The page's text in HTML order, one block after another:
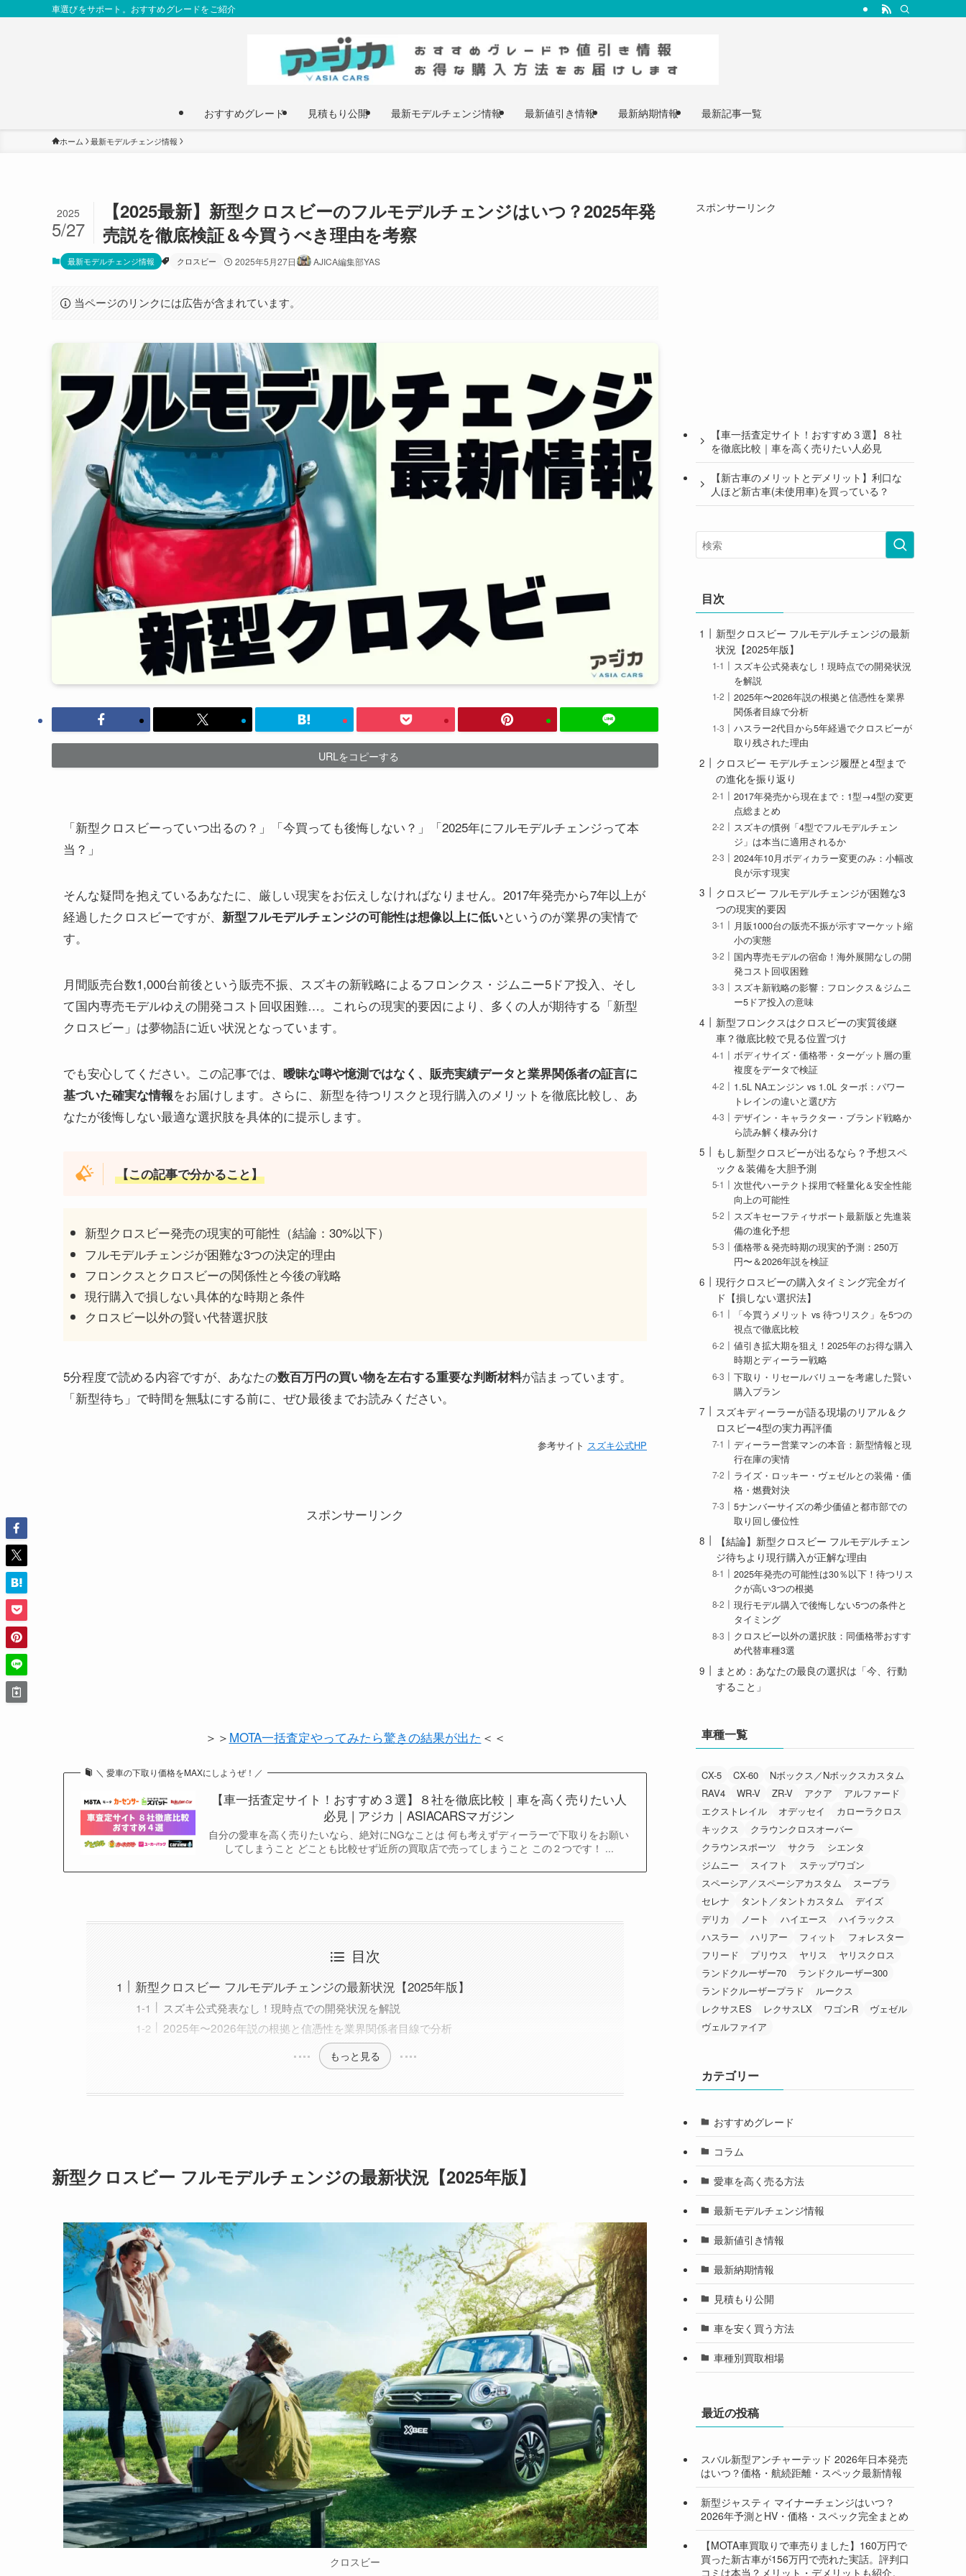
車選びをサポート。おすすめグレードをご紹介
おすすめグレード 見積もり公開 最新モデルチェンジ情報 最新値引き情報 最新納期情報 最新記事一覧
ホーム 最新モデルチェンジ情報
【2025最新】新型クロスビーのフルモデルチェンジはいつ？2025年発
売説を徹底検証＆今買うべき理由を考察
2025
5/27
最新モデルチェンジ情報 クロスビー 2025年5月27日 AJICA編集部YAS
当ページのリンクには広告が含まれています。
URLをコピーする
「新型クロスビーっていつ出るの？」「今買っても後悔しない？」「2025年にフルモデルチェンジって本
当？」
そんな疑問を抱えているあなたに、厳しい現実をお伝えしなければなりません。2017年発売から7年以上が
経過したクロスビーですが、 新型フルモデルチェンジの可能性は想像以上に低いというのが業界の実情で
す。
月間販売台数1,000台前後という販売不振、スズキの新戦略によるフロンクス・ジムニー5ドア投入、そし
て国内専売モデルゆえの開発コスト回収困難…。これらの現実的要因により、多くの人が期待する「新型
クロスビー」は夢物語に近い状況となっています。
でも安心してください。この記事では、 曖昧な噂や憶測ではなく、販売実績データと業界関係者の証言に
基づいた確実な情報をお届けします。さらに、新型を待つリスクと現行購入のメリットを徹底比較し、あ
なたが後悔しない最適な選択肢を具体的に提示します。
【この記事で分かること】
新型クロスビー発売の現実的可能性（結論：30%以下）
フルモデルチェンジが困難な3つの決定的理由
フロンクスとクロスビーの関係性と今後の戦略
現行購入で損しない具体的な時期と条件
クロスビー以外の賢い代替選択肢
5分程度で読める内容ですが、あなたの数百万円の買い物を左右する重要な判断材料が詰まっています。
「新型待ち」で時間を無駄にする前に、ぜひ最後までお読みください。
参考サイト スズキ公式HP
スポンサーリンク
＞＞ MOTA一括査定やってみたら驚きの結果が出た ＜＜
＼ 愛車の下取り価格をMAXにしようぜ！／
【車一括査定サイト！おすすめ３選】８社を徹底比較｜車を高く売りたい人
必見 | アジカ｜ASIACARSマガジン
自分の愛車を高く売りたいなら、絶対にNGなことは 何も考えずディーラーで下取りをお願い
してしまうこと どことも比較せず近所の買取店で売ってしまうこと この２つです！ ...
目次
新型クロスビー フルモデルチェンジの最新状況【2025年版】
スズキ公式発表なし！現時点での開発状況を解説
2025年〜2026年説の根拠と信憑性を業界関係者目線で分析
もっと見る
新型クロスビー フルモデルチェンジの最新状況【2025年版】
クロスビー
スポンサーリンク
【車一括査定サイト！おすすめ３選】８社
を徹底比較｜車を高く売りたい人必見
【新古車のメリットとデメリット】利口な
人ほど新古車(未使用車)を買っている？
目次
新型クロスビー フルモデルチェンジの最新
状況【2025年版】
スズキ公式発表なし！現時点での開発状況
を解説
2025年〜2026年説の根拠と信憑性を業界
関係者目線で分析
ハスラー2代目から5年経過でクロスビーが
取り残された理由
クロスビー モデルチェンジ履歴と4型まで
の進化を振り返り
2017年発売から現在まで：1型→4型の変更
点総まとめ
スズキの慣例「4型でフルモデルチェン
ジ」は本当に適用されるか
2024年10月ボディカラー変更のみ：小幅改
良が示す現実
クロスビー フルモデルチェンジが困難な3
つの現実的要因
月販1000台の販売不振が示すマーケット縮
小の実態
国内専売モデルの宿命！海外展開なしの開
発コスト回収困難
スズキ新戦略の影響：フロンクス＆ジムニ
ー5ドア投入の意味
新型フロンクスはクロスビーの実質後継
車？徹底比較で見る位置づけ
ボディサイズ・価格帯・ターゲット層の重
複度をデータで検証
1.5L NAエンジン vs 1.0L ターボ：パワー
トレインの違いと選び方
デザイン・キャラクター・ブランド戦略か
ら読み解く棲み分け
もし新型クロスビーが出るなら？予想スペ
ック＆装備を大胆予測
次世代ハーテクト採用で軽量化＆安全性能
向上の可能性
スズキセーフティサポート最新版と先進装
備の進化予想
価格帯＆発売時期の現実的予測：250万
円〜＆2026年説を検証
現行クロスビーの購入タイミング完全ガイ
ド【損しない選択法】
「今買うメリット vs 待つリスク」を5つの
視点で徹底比較
値引き拡大期を狙え！2025年のお得な購入
時期とディーラー戦略
下取り・リセールバリューを考慮した賢い
購入プラン
スズキディーラーが語る現場のリアル＆ク
ロスビー4型の実力再評価
ディーラー営業マンの本音：新型情報と現
行在庫の実情
ライズ・ロッキー・ヴェゼルとの装備・価
格・燃費対決
5ナンバーサイズの希少価値と都市部での
取り回し優位性
【結論】新型クロスビー フルモデルチェン
ジ待ちより現行購入が正解な理由
2025年発売の可能性は30％以下！待つリス
クが高い3つの根拠
現行モデル購入で後悔しない5つの条件と
タイミング
クロスビー以外の選択肢：同価格帯おすす
め代替車種3選
まとめ：あなたの最良の選択は「今、行動
すること」
車種一覧
CX-5 CX-60
Nボックス／Nボックスカスタム
RAV4
WR-V ZR-V アクア
アルファード
エクストレイル
オデッセイ
カローラクロス
キックス
クラウンクロスオーバー
クラウンスポーツ
サクラ
シエンタ
ジムニー
スイフト
ステップワゴン
スペーシア／スペーシアカスタム
スープラ
セレナ
タント／タントカスタム
デイズ
デリカ
ノート ハイエース
ハイラックス
ハスラー
ハリアー フィット
フォレスター
フリード
プリウス ヤリス
ヤリスクロス
ランドクルーザー70
ランドクルーザー300
ランドクルーザープラド
ルークス
レクサスES
レクサスLX ワゴンR
ヴェゼル
ヴェルファイア
カテゴリー
おすすめグレード
コラム
愛車を高く売る方法
最新モデルチェンジ情報
最新値引き情報
最新納期情報
見積もり公開
車を安く買う方法
車種別買取相場
最近の投稿
スバル新型アンチャーテッド 2026年日本発売
はいつ？価格・航続距離・スペック最新情報
新型ジャスティ マイナーチェンジはいつ？
2026年予測とHV・価格・スペック完全まとめ
【MOTA車買取りで車売りました】160万円で
買った新古車が156万円で売れた実話。評判口
コミは本当？メリット・デメリットも紹介。